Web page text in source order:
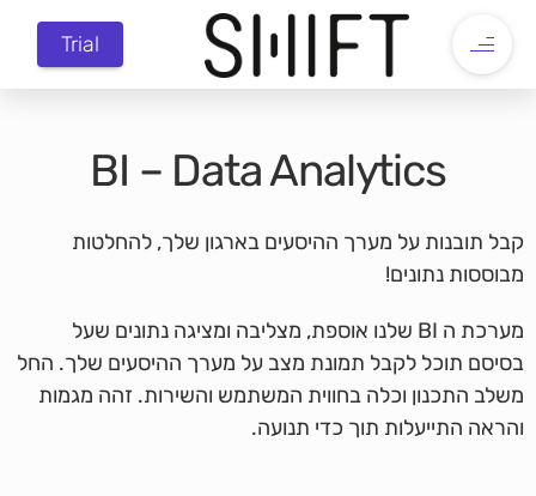
Trial
BI – Data Analytics
קבל תובנות על מערך ההיסעים בארגון שלך, להחלטות
מבוססות נתונים!
מערכת ה BI שלנו אוספת, מצליבה ומציגה נתונים שעל
בסיסם תוכל לקבל תמונת מצב על מערך ההיסעים שלך. החל
משלב התכנון וכלה בחווית המשתמש והשירות. זהה מגמות
והראה התייעלות תוך כדי תנועה.